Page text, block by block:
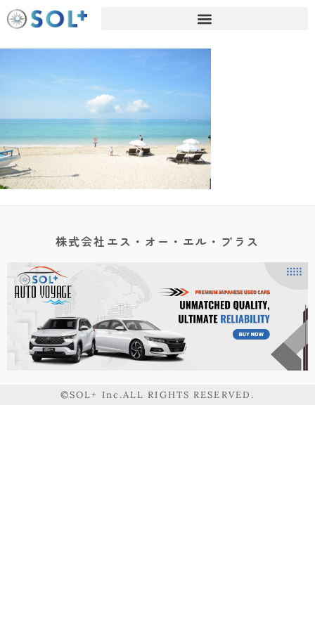
株式会社エス・オー・エル・プラス
©SOL+ Inc.ALL RIGHTS RESERVED.